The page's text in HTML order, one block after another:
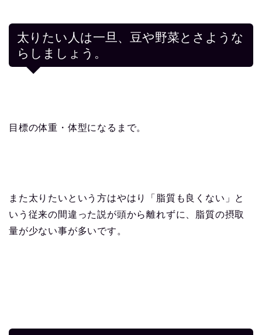
太りたい人は一旦、豆や野菜とさような
らしましょう。
目標の体重・体型になるまで。
また太りたいという方はやはり「脂質も良くない」と
いう従来の間違った説が頭から離れずに、脂質の摂取
量が少ない事が多いです。